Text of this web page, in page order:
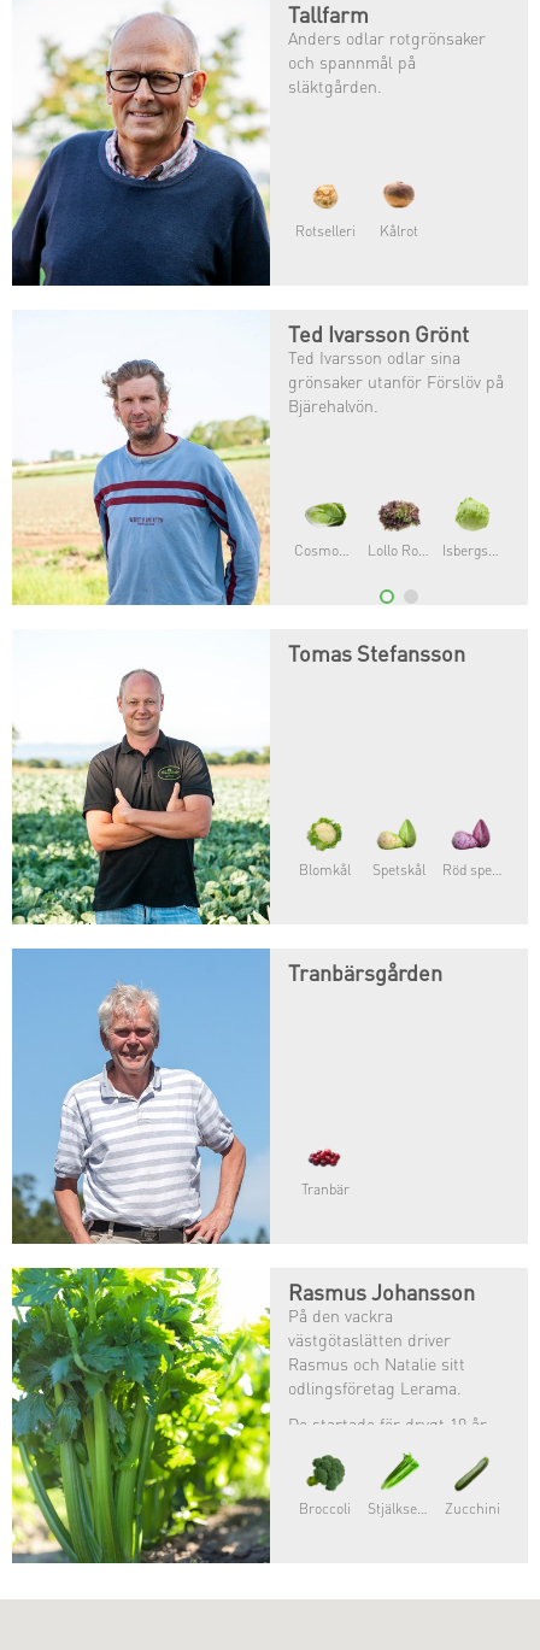
Tallfarm
Anders odlar rotgrönsaker
och spannmål på
släktgården.
Rotselleri Kålrot
Ted Ivarsson Grönt
Ted Ivarsson odlar sina
grönsaker utanför Förslöv på
Bjärehalvön.
Grönkål Romansallat Dill
Tomas Stefansson
Blomkål Spetskål Röd spetskål
Tranbärsgården
Tranbär
Rasmus Johansson
På den vackra
västgötaslätten driver
Rasmus och Natalie sitt
odlingsföretag Lerama.
De startade för drygt 10 år
sedan och odlar enbart
ekologiskt. Förutom
spannmål och potatis så
odlar de roman, fänkål och
Broccoli Stjälkselleri Zucchini